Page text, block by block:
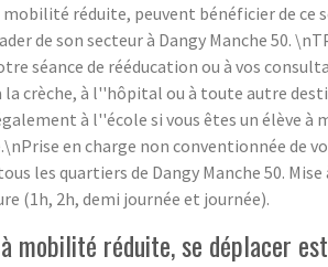
réduite, peuvent bénéficier de ce
de son secteur à Dangy Manche 50.
séance de rééducation ou à vos
crèche, à l''hôpital ou à toute autre
à l''école si vous êtes un élève à
en charge non conventionnée de
les quartiers de Dangy Manche 50.
(1h, 2h, demi journée et journée).
mobilité réduite, se déplacer